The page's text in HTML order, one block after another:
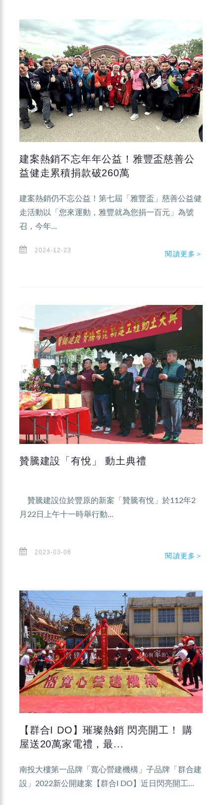
建案熱銷不忘年年公益！雅豐盃慈善公
益健走累積捐款破260萬
建案熱銷仍不忘公益！第七屆「雅豐盃」慈善公益健
走活動以「您來運動，雅豐就為您捐一百元」為號
召，今年...
2024-12-23 閱讀更多＞
贊騰建設「有悅」 動土典禮
贊騰建設位於豐原的新案「贊騰有悅」於112年2
月22日上午十一時舉行動...
2023-03-06 閱讀更多＞
【群合I DO】璀璨熱銷 閃亮開工！ 購
屋送20萬家電禮，最...
南投大樓第一品牌「寬心營建機構」子品牌「群合建
設」2022新公開建案【群合I DO】近日閃亮開工...